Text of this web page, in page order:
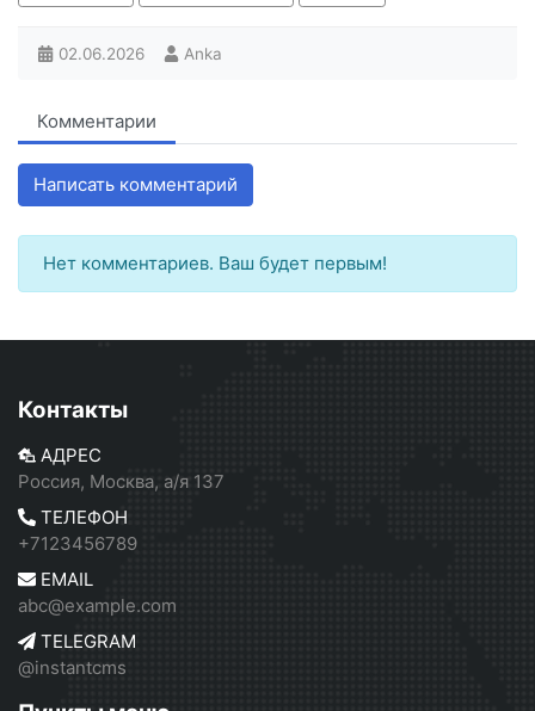
02.06.2026 Anka
Комментарии
Написать комментарий
Нет комментариев. Ваш будет первым!
Контакты
АДРЕС
Россия, Москва, а/я 137
ТЕЛЕФОН
+7123456789
EMAIL
abc@example.com
TELEGRAM
@instantcms